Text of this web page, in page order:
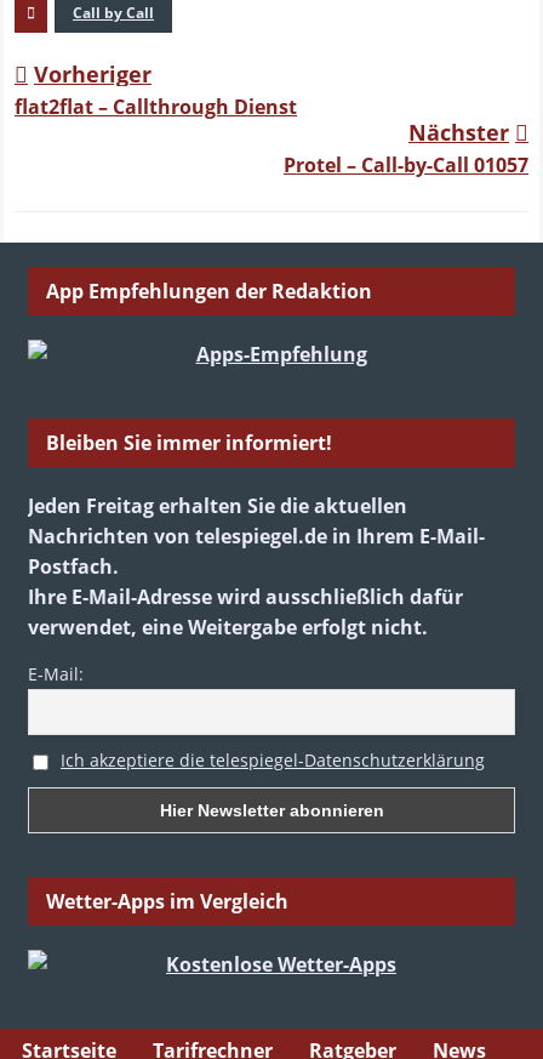
Call by Call
Vorheriger
flat2flat – Callthrough Dienst
Nächster
Protel – Call-by-Call 01057
App Empfehlungen der Redaktion
Bleiben Sie immer informiert!
Jeden Freitag erhalten Sie die aktuellen
Nachrichten von telespiegel.de in Ihrem E-Mail-
Postfach.
Ihre E-Mail-Adresse wird ausschließlich dafür
verwendet, eine Weitergabe erfolgt nicht.
E-Mail:
Ich akzeptiere die telespiegel-Datenschutzerklärung
Wetter-Apps im Vergleich
Startseite Tarifrechner Ratgeber News